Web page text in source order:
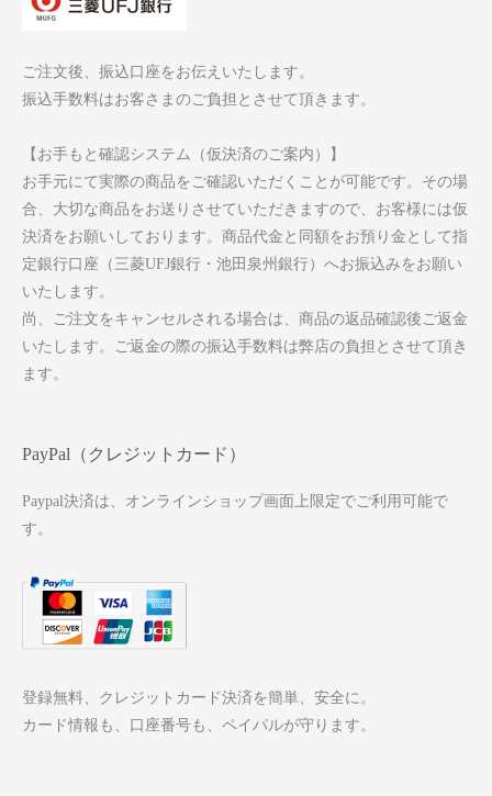
ご注文後、振込口座をお伝えいたします。
振込手数料はお客さまのご負担とさせて頂きます。
【お手もと確認システム（仮決済のご案内）】
お手元にて実際の商品をご確認いただくことが可能です。その場
合、大切な商品をお送りさせていただきますので、お客様には仮
決済をお願いしております。商品代金と同額をお預り金として指
定銀行口座（三菱UFJ銀行・池田泉州銀行）へお振込みをお願い
いたします。
尚、ご注文をキャンセルされる場合は、商品の返品確認後ご返金
いたします。ご返金の際の振込手数料は弊店の負担とさせて頂き
ます。
PayPal（クレジットカード）
Paypal決済は、オンラインショップ画面上限定でご利用可能で
す。
登録無料、クレジットカード決済を簡単、安全に。
カード情報も、口座番号も、ペイパルが守ります。